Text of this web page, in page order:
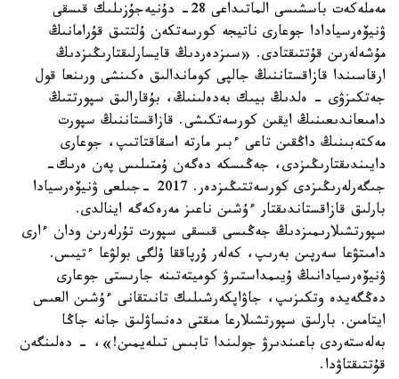
مەملەكەت باسشىسى الماتىداعى 28- دۇنيەجۇزىلىك قىسقى
ۋنيۆەرسيادادا جوعارى ناتيجە كورسەتكەن ۇلتتىق قۇرامانىڭ
مۇشەلەرىن قۇتتىقتادى. «سىزدەردىڭ قايسارلىقتارىڭىزدىڭ
ارقاسىندا قازاقستاننىڭ جالپى كوماندالىق ەكىنشى ورىنعا قول
جەتكىزۋى - ەلدىڭ بيىك بەدەلىنىڭ، بۇقارالىق سپورتتىڭ
دامىعاندىعىنىڭ ايقىن كورسەتكىشى. قازاقستاننىڭ سپورت
مەكتەبىنىڭ داڭقىن تاعى ءبىر مارتە اسقاقتاتىپ، جوعارى
دايىندىقتارىڭىزدى، جەڭىسكە دەگەن ۇمتىلىس پەن ەرىك-
جىگەرلەرىڭىزدى كورسەتتىڭىزدەر. 2017 -جىلعى ۋنيۆەرسيادا
بارلىق قازاقستاندىقتار ءۇشىن ناعىز مەرەكەگە اينالدى.
سپورتشىلارىمىزدىڭ جەڭىسى قىسقى سپورت تۇرلەرىن ودان ءارى
دامىتۋعا سەرپىن بەرىپ، كەلەر ۇرپاققا ۇلگى بولۋعا ءتيىس.
ۋنيۆەرسيادانىڭ ۇيىمداستىرۋ كوميتەتىنە جارىستى جوعارى
دەڭگەيدە وتكىزىپ، جاۋاپكەرشىلىك تانىتقانى ءۇشىن العىس
ايتامىن. بارلىق سپورتشىلارعا مىقتى دەنساۋلىق جانە جاڭا
بەلەستەردى باعىندىرۋ جولىندا تابىس تىلەيمىن!»، - دەلىنگەن
قۇتتىقتاۋدا.